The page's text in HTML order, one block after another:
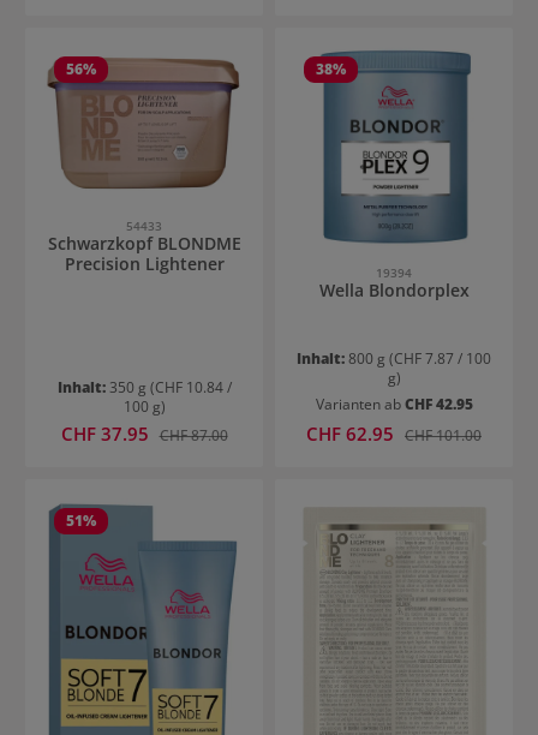
56%
54433
Schwarzkopf BLONDME
Precision Lightener
Inhalt: 350 g (CHF 10.84 /
100 g)
Verkaufspreis:
CHF 37.95 Regulärer Preis:
CHF 87.00
38%
19394
Wella Blondorplex
Inhalt:800 g (CHF 7.87 / 100
g)
Varianten abCHF 42.95
Verkaufspreis:
CHF 62.95 Regulärer Preis:
CHF 101.00
51%